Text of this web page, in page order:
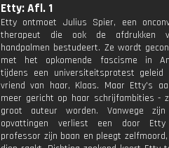
Etty: Afl. 1
Etty ontmoet Julius Spier, een
therapeut die ook de afdrukken
handpalmen bestudeert. Ze wordt
met het opkomende fascisme in
tijdens een universiteitsprotest geleid
vriend van haar, Klaas. Maar Etty's
meer gericht op haar schrijfambities -
groot auteur worden. Vanwege zijn
opvattingen verliest een door Etty
professor zijn baan en pleegt